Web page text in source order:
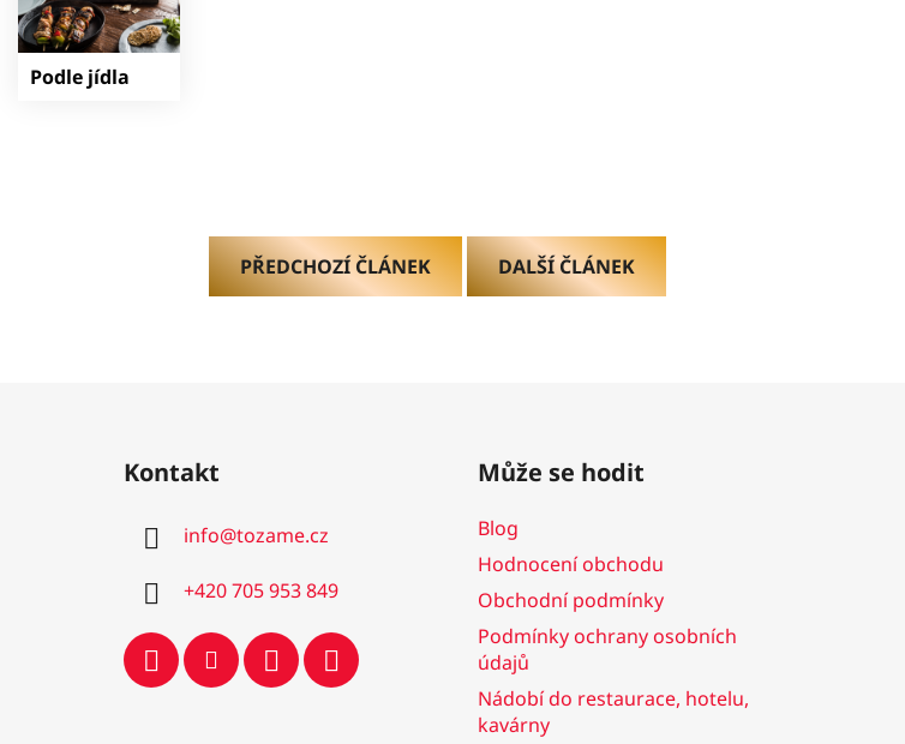
Podle jídla
PŘEDCHOZÍ ČLÁNEK DALŠÍ ČLÁNEK
Kontakt
info@tozame.cz
+420 705 953 849
Může se hodit
Blog
Hodnocení obchodu
Obchodní podmínky
Podmínky ochrany osobních
údajů
Nádobí do restaurace, hotelu,
kavárny